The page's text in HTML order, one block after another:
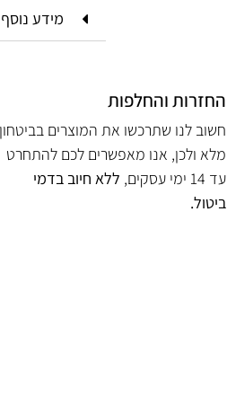
מידע
החזרות והחלפות
חשוב לנו שתרכשו את המוצרים בביטחון
מלא ולכן, אנו מאפשרים לכם להתחרט
עד 14 ימי עסקים,
ללא חיוב בדמי
ביטול.